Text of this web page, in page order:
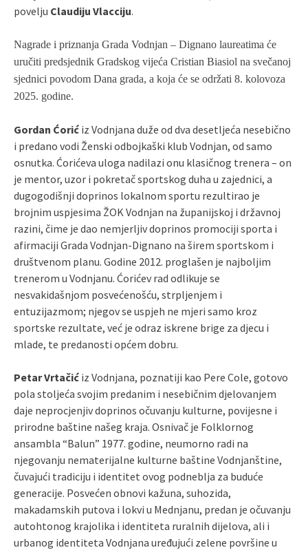
povelju Claudiju Vlacciju.
Nagrade i priznanja Grada Vodnjan – Dignano laureatima će
uručiti predsjednik Gradskog vijeća Cristian Biasiol na svečanoj
sjednici povodom Dana grada, a koja će se održati 8. kolovoza
2025. godine.
Gordan Ćorić iz Vodnjana duže od dva desetljeća nesebično
i predano vodi Ženski odbojkaški klub Vodnjan, od samo
osnutka. Ćorićeva uloga nadilazi onu klasičnog trenera – on
je mentor, uzor i pokretač sportskog duha u zajednici, a
dugogodišnji doprinos lokalnom sportu rezultirao je
brojnim uspjesima ŽOK Vodnjan na županijskoj i državnoj
razini, čime je dao nemjerljiv doprinos promociji sporta i
afirmaciji Grada Vodnjan-Dignano na širem sportskom i
društvenom planu. Godine 2012. proglašen je najboljim
trenerom u Vodnjanu. Ćorićev rad odlikuje se
nesvakidašnjom posvećenošću, strpljenjem i
entuzijazmom; njegov se uspjeh ne mjeri samo kroz
sportske rezultate, već je odraz iskrene brige za djecu i
mlade, te predanosti općem dobru.
Petar Vrtačić iz Vodnjana, poznatiji kao Pere Cole, gotovo
pola stoljeća svojim predanim i nesebičnim djelovanjem
daje neprocjenjiv doprinos očuvanju kulturne, povijesne i
prirodne baštine našeg kraja. Osnivač je Folklornog
ansambla “Balun” 1977. godine, neumorno radi na
njegovanju nematerijalne kulturne baštine Vodnjanštine,
čuvajući tradiciju i identitet ovog podneblja za buduće
generacije. Posvećen obnovi kažuna, suhozida,
makadamskih putova i lokvi u Mednjanu, predan je očuvanju
autohtonog krajolika i identiteta ruralnih dijelova, ali i
urbanog identiteta Vodnjana uređujući zelene površine u